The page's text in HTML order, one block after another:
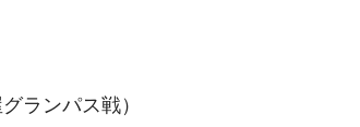
ランパス戦）